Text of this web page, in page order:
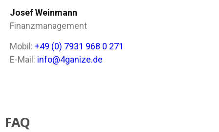
Josef Weinmann
Finanzmanagement
Mobil: +49 (0) 7931 968 0 271
E-Mail: info@4ganize.de
FAQ